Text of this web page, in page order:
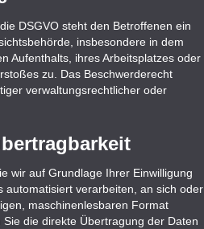
DSGVO steht den Betroffenen ein
insbesondere in dem
Aufenthalts, ihres Arbeitsplatzes oder
zu. Das Beschwerderecht
verwaltungsrechtlicher oder
wir auf Grundlage Ihrer Einwilligung
automatisiert verarbeiten, an sich oder
maschinenlesbaren Format
die direkte Übertragung der Daten